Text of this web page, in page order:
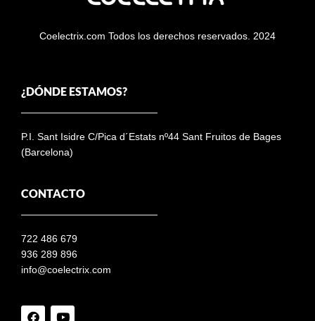
Coelectrix.com Todos los derechos reservados. 2024
¿DÓNDE ESTAMOS?
P.I. Sant Isidre C/Pica d´Estats nº44 Sant Fruitos de Bages
(Barcelona)
CONTACTO
722 486 679
936 289 896
info@coelectrix.com